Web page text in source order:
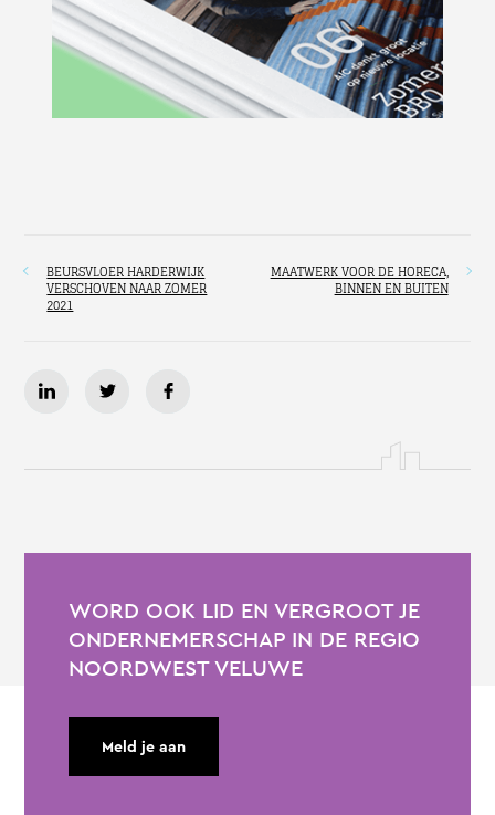
BEURSVLOER HARDERWIJK
VERSCHOVEN NAAR ZOMER
2021
MAATWERK VOOR DE HORECA,
BINNEN EN BUITEN
WORD OOK LID EN VERGROOT JE
ONDERNEMERSCHAP IN DE REGIO
NOORDWEST VELUWE
Meld je aan